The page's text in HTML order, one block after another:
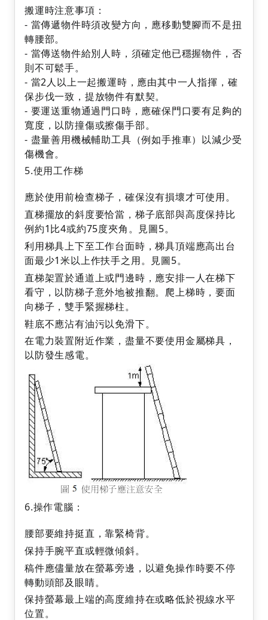
搬運時注意事項：
- 當傳遞物件時須改變方向，應移動雙腳而不是扭
轉腰部。
- 當傳送物件給別人時，須確定他已穩握物件，否
則不可鬆手。
- 當2人以上一起搬運時，應由其中一人指揮，確
保步伐一致，提放物件有默契。
- 要運送重物通過門口時，應確保門口要有足夠的
寬度，以防撞傷或擦傷手部。
- 盡量善用機械輔助工具（例如手推車）以減少受
傷機會。
5.使用工作梯
應於使用前檢查梯子，確保沒有損壞才可使用。
直梯擺放的斜度要恰當，梯子底部與高度保持比
例約1比4或約75度夾角。見圖5。
利用梯具上下至工作台面時，梯具頂端應高出台
面最少1米以上作扶手之用。見圖5。
直梯架置於通道上或門邊時，應安排一人在梯下
看守，以防梯子意外地被推翻。爬上梯時，要面
向梯子，雙手緊握梯柱。
鞋底不應沾有油污以免滑下。
在電力裝置附近作業，盡量不要使用金屬梯具，
以防發生感電。
6.操作電腦：
腰部要維持挺直，靠緊椅背。
保持手腕平直或輕微傾斜。
稿件應儘量放在螢幕旁邊，以避免操作時要不停
轉動頭部及眼睛。
保持螢幕最上端的高度維持在或略低於視線水平
位置。